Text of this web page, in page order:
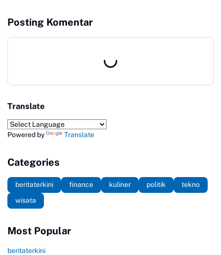
Posting Komentar
Translate
Powered by Translate
Categories
beritaterkini finance kuliner politik
tekno
wisata
Most Popular
beritaterkini